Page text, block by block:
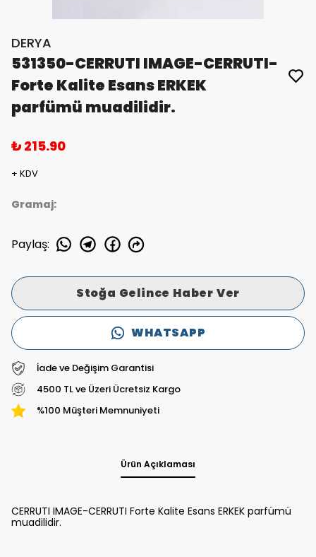
DERYA
531350-CERRUTI IMAGE-CERRUTI-
Forte Kalite Esans ERKEK
parfümü muadilidir.
₺ 215.90
+ KDV
Gramaj:
Paylaş:
Stoğa Gelince Haber Ver
WHATSAPP
İade ve Değişim Garantisi
4500 TL ve Üzeri Ücretsiz Kargo
%100 Müşteri Memnuniyeti
Ürün Açıklaması
CERRUTI IMAGE-CERRUTI Forte Kalite Esans ERKEK parfümü
muadilidir.